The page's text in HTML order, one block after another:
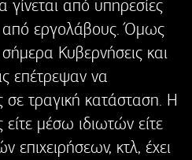
γίνεται από υπηρεσίες
από εργολάβους. Όμως
Κυβερνήσεις και
επέτρεψαν να
σε τραγική κατάσταση. Η
μέσω ιδιωτών είτε
κτλ, έχει